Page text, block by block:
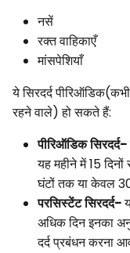
नसें
रक्त वाहिकाएँ
मांसपेशियाँ
ये सिरदर्द
रहने वाले) हो सकते हैं:
पीरिऑडिक सिरदर्द-
यह महीने में 15
घंटों तक या केवल
परसिस्टेंट सिरदर्द-
अधिक दिन इनका
दर्द प्रबंधन करना